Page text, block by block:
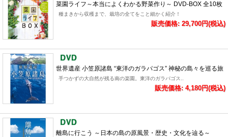
菜園ライフ～本当によくわかる野菜作り～ DVD-BOX 全10枚
種まきから収穫まで、栽培の全てをこと細かく紹介！
販売価格: 29,700円(税込)
世界遺産 小笠原諸島 “東洋のガラパゴス” 神秘の島々を巡る旅
手つかずの大自然が残る南の楽園。東洋のガラパゴス..
販売価格: 4,180円(税込)
離島に行こう ～日本の島の原風景・歴史・文化を辿る～